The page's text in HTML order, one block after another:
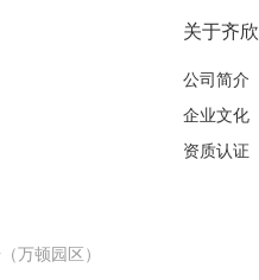
万顿园区）
关于齐欣
公司简介
企业文化
资质认证